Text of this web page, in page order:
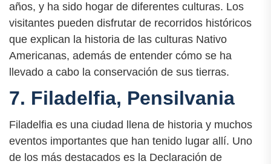
años, y ha sido hogar de diferentes culturas. Los
visitantes pueden disfrutar de recorridos históricos
que explican la historia de las culturas Nativo
Americanas, además de entender cómo se ha
llevado a cabo la conservación de sus tierras.
7. Filadelfia, Pensilvania
Filadelfia es una ciudad llena de historia y muchos
eventos importantes que han tenido lugar allí. Uno
de los más destacados es la Declaración de